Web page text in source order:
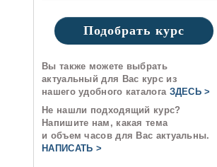
Подобрать курс
Вы также можете выбрать
актуальный для Вас курс из
нашего удобного каталога ЗДЕСЬ >
Не нашли подходящий курс?
Напишите нам, какая тема
и объем часов для Вас актуальны.
НАПИСАТЬ >